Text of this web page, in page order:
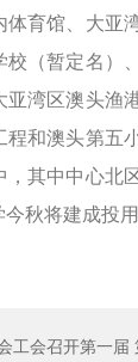
育馆、大亚
校（暂定名）
湾区澳头渔
和澳头第五
其中中心北
秋将建成投用
工会召开第一届